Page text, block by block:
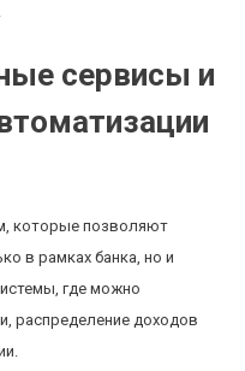
сервисы и
которые позволяют
в рамках банка, но и
где можно
распределение доходов